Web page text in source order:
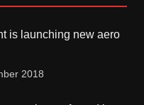
is launching new aero
2018